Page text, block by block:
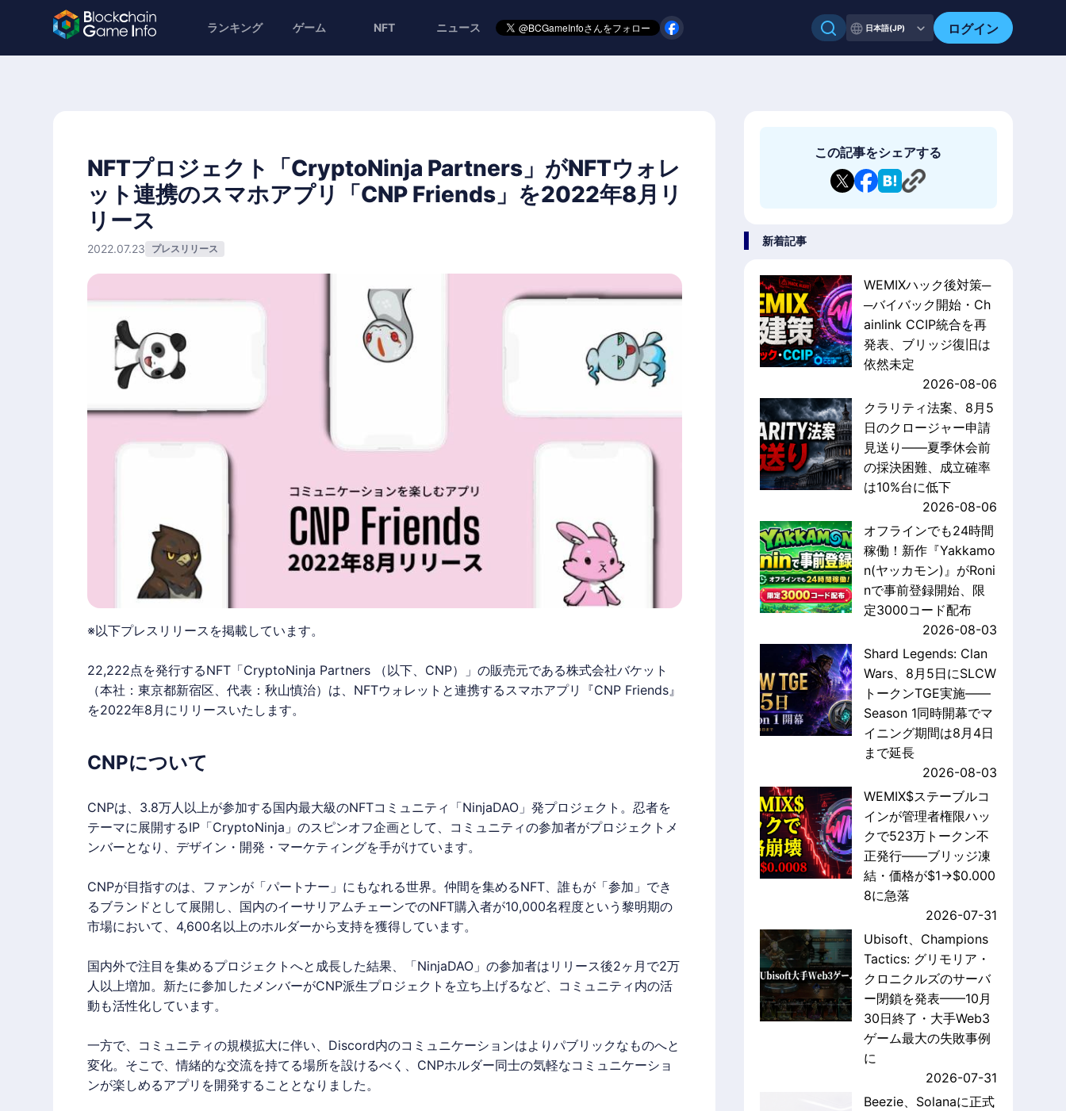
ランキング ゲーム NFT ニュース 日本語(JP) ログイン
NFTプロジェクト「CryptoNinja Partners」がNFTウォレ
ット連携のスマホアプリ「CNP Friends」を2022年8月リ
リース
2022.07.23 プレスリリース
※以下プレスリリースを掲載しています。
22,222点を発行するNFT「CryptoNinja Partners （以下、CNP）」の販売元である株式会社バケット
（本社：東京都新宿区、代表：秋山慎治）は、NFTウォレットと連携するスマホアプリ『CNP Friends』
を2022年8月にリリースいたします。
CNPについて
CNPは、3.8万人以上が参加する国内最大級のNFTコミュニティ「NinjaDAO」発プロジェクト。忍者を
テーマに展開するIP「CryptoNinja」のスピンオフ企画として、コミュニティの参加者がプロジェクトメ
ンバーとなり、デザイン・開発・マーケティングを手がけています。
CNPが目指すのは、ファンが「パートナー」にもなれる世界。仲間を集めるNFT、誰もが「参加」でき
るブランドとして展開し、国内のイーサリアムチェーンでのNFT購入者が10,000名程度という黎明期の
市場において、4,600名以上のホルダーから支持を獲得しています。
国内外で注目を集めるプロジェクトへと成長した結果、「NinjaDAO」の参加者はリリース後2ヶ月で2万
人以上増加。新たに参加したメンバーがCNP派生プロジェクトを立ち上げるなど、コミュニティ内の活
動も活性化しています。
一方で、コミュニティの規模拡大に伴い、Discord内のコミュニケーションはよりパブリックなものへと
変化。そこで、情緒的な交流を持てる場所を設けるべく、CNPホルダー同士の気軽なコミュニケーショ
ンが楽しめるアプリを開発することとなりました。
この記事をシェアする
新着記事
WEMIXハック後対策─
─バイバック開始・Ch
ainlink CCIP統合を再
発表、ブリッジ復旧は
依然未定
2026-08-06
クラリティ法案、8月5
日のクロージャー申請
見送り——夏季休会前
の採決困難、成立確率
は10%台に低下
2026-08-06
オフラインでも24時間
稼働！新作『Yakkamo
n(ヤッカモン)』がRoni
nで事前登録開始、限
定3000コード配布
2026-08-03
Shard Legends: Clan
Wars、8月5日にSLCW
トークンTGE実施——
Season 1同時開幕でマ
イニング期間は8月4日
まで延長
2026-08-03
WEMIX$ステーブルコ
インが管理者権限ハッ
クで523万トークン不
正発行——ブリッジ凍
結・価格が$1→$0.000
8に急落
2026-07-31
Ubisoft、Champions
Tactics: グリモリア・
クロニクルズのサーバ
ー閉鎖を発表——10月
30日終了・大手Web3
ゲーム最大の失敗事例
に
2026-07-31
Beezie、Solanaに正式